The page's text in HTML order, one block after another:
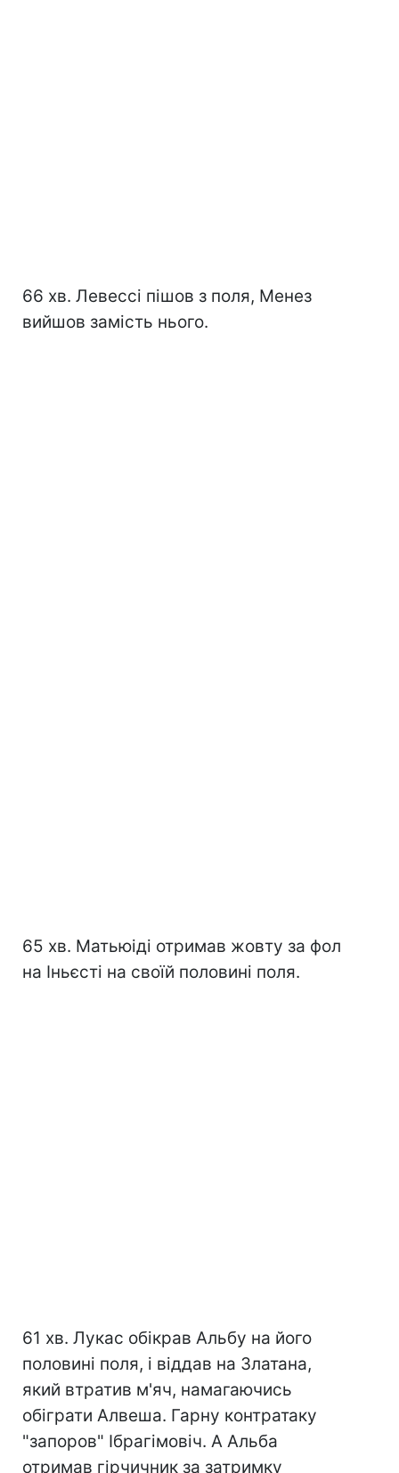
66 хв. Левессі пішов з поля, Менез
вийшов замість нього.
65 хв. Матьюіді отримав жовту за фол
на Іньєсті на своїй половині поля.
61 хв. Лукас обікрав Альбу на його
половині поля, і віддав на Златана,
який втратив м'яч, намагаючись
обіграти Алвеша. Гарну контратаку
"запоров" Ібрагімовіч. А Альба
отримав гірчичник за затримку